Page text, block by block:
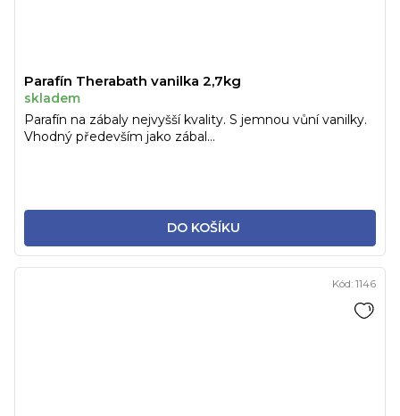
Parafín Therabath vanilka 2,7kg
skladem
DO KOŠÍKU
Parafín na zábaly nejvyšší kvality. S jemnou vůní vanilky.
Vhodný především jako zábal...
Kód: 1146